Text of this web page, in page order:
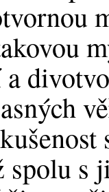
spolu